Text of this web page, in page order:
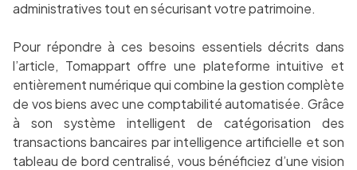
administratives tout en sécurisant votre patrimoine.
Pour répondre à ces besoins essentiels décrits dans
l’article, Tomappart offre une plateforme intuitive et
entièrement numérique qui combine la gestion complète
de vos biens avec une comptabilité automatisée. Grâce
à son système intelligent de catégorisation des
transactions bancaires par intelligence artificielle et son
tableau de bord centralisé, vous bénéficiez d’une vision